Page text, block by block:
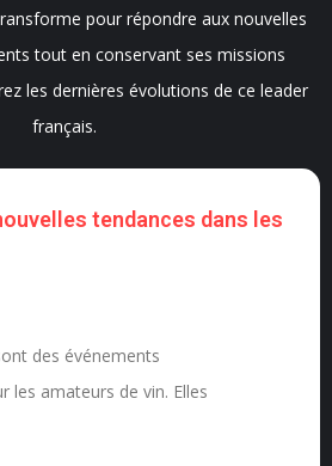
pour répondre aux nouvelles
tout en conservant ses missions
les dernières évolutions de ce leader
français.
tendances dans les
des événements
les amateurs de vin. Elles